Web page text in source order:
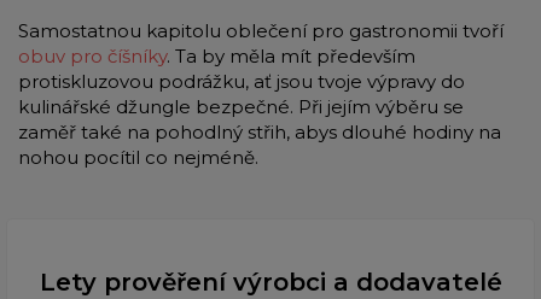
Samostatnou kapitolu oblečení pro gastronomii tvoří
obuv pro číšníky. Ta by měla mít především
protiskluzovou podrážku, ať jsou tvoje výpravy do
kulinářské džungle bezpečné. Při jejím výběru se
zaměř také na pohodlný střih, abys dlouhé hodiny na
nohou pocítil co nejméně.
Lety prověření výrobci a dodavatelé